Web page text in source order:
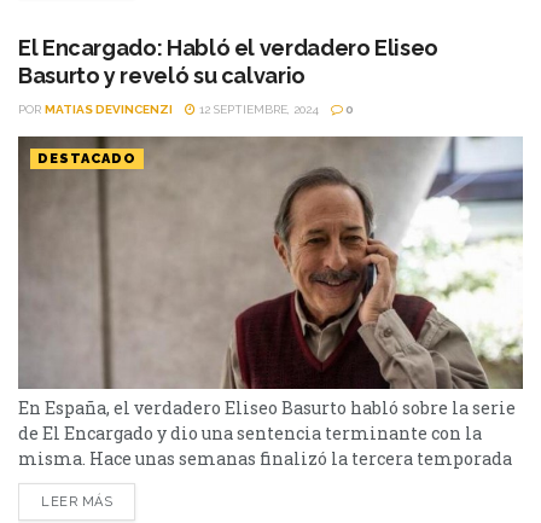
retoma su rol de protagonista, esta vez en...
El Encargado: Habló el verdadero Eliseo
Basurto y reveló su calvario
POR MATIAS DEVINCENZI 12 SEPTIEMBRE, 2024 0
DESTACADO
En España, el verdadero Eliseo Basurto habló sobre la serie
de El Encargado y dio una sentencia terminante con la
misma. Hace unas semanas finalizó la tercera temporada
de El Encargado. La comedia dramática argentina fue el
gran éxito de Star+/Disney+ del 2022 acá. La serie sigue la
LEER MÁS